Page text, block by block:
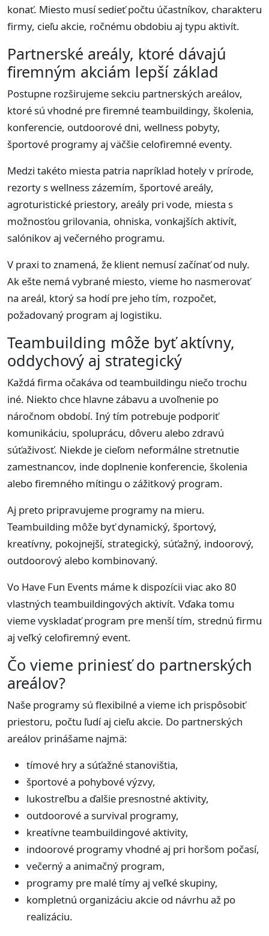
konať. Miesto musí sedieť počtu účastníkov, charakteru
firmy, cieľu akcie, ročnému obdobiu aj typu aktivít.
Partnerské areály, ktoré dávajú
firemným akciám lepší základ
Postupne rozširujeme sekciu partnerských areálov,
ktoré sú vhodné pre firemné teambuildingy, školenia,
konferencie, outdoorové dni, wellness pobyty,
športové programy aj väčšie celofiremné eventy.
Medzi takéto miesta patria napríklad hotely v prírode,
rezorty s wellness zázemím, športové areály,
agroturistické priestory, areály pri vode, miesta s
možnosťou grilovania, ohniska, vonkajších aktivít,
salónikov aj večerného programu.
V praxi to znamená, že klient nemusí začínať od nuly.
Ak ešte nemá vybrané miesto, vieme ho nasmerovať
na areál, ktorý sa hodí pre jeho tím, rozpočet,
požadovaný program aj logistiku.
Teambuilding môže byť aktívny,
oddychový aj strategický
Každá firma očakáva od teambuildingu niečo trochu
iné. Niekto chce hlavne zábavu a uvoľnenie po
náročnom období. Iný tím potrebuje podporiť
komunikáciu, spoluprácu, dôveru alebo zdravú
súťaživosť. Niekde je cieľom neformálne stretnutie
zamestnancov, inde doplnenie konferencie, školenia
alebo firemného mítingu o zážitkový program.
Aj preto pripravujeme programy na mieru.
Teambuilding môže byť dynamický, športový,
kreatívny, pokojnejší, strategický, súťažný, indoorový,
outdoorový alebo kombinovaný.
Vo Have Fun Events máme k dispozícii viac ako 80
vlastných teambuildingových aktivít. Vďaka tomu
vieme vyskladať program pre menší tím, strednú firmu
aj veľký celofiremný event.
Čo vieme priniesť do partnerských
areálov?
Naše programy sú flexibilné a vieme ich prispôsobiť
priestoru, počtu ľudí aj cieľu akcie. Do partnerských
areálov prinášame najmä:
tímové hry a súťažné stanovištia,
športové a pohybové výzvy,
lukostreľbu a ďalšie presnostné aktivity,
outdoorové a survival programy,
kreatívne teambuildingové aktivity,
indoorové programy vhodné aj pri horšom počasí,
večerný a animačný program,
programy pre malé tímy aj veľké skupiny,
kompletnú organizáciu akcie od návrhu až po
realizáciu.